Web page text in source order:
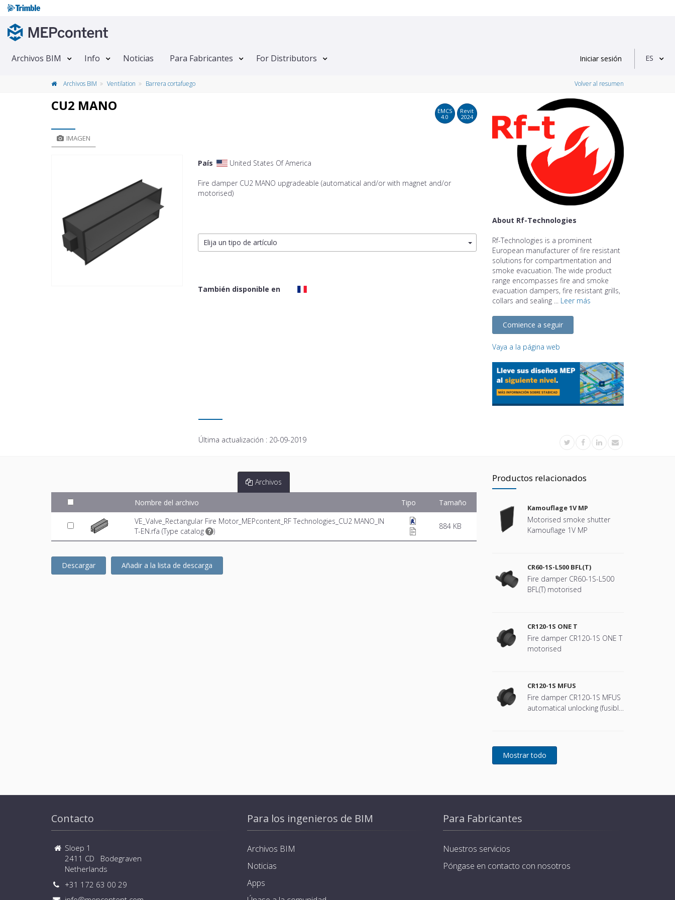
Archivos BIM Info Noticias Para Fabricantes For Distributors Iniciar sesión ES
Archivos BIM Ventilation Barrera cortafuego Volver al resumen
CU2 MANO
EMCS
4.0
Revit
2024
IMAGEN
País United States Of America
Fire damper CU2 MANO upgradeable (automatical and/or with magnet and/or
motorised)
Elija un tipo de artículo
También disponible en
About Rf-Technologies
Rf-Technologies is a prominent
European manufacturer of fire resistant
solutions for compartmentation and
smoke evacuation. The wide product
range encompasses fire and smoke
evacuation dampers, fire resistant grills,
collars and sealing ... Leer más
Comience a seguir
Vaya a la página web
Última actualización : 20-09-2019
Archivos
Nombre del archivo Tipo
Tamaño
VE_Valve_Rectangular Fire Motor_MEPcontent_RF Technologies_CU2 MANO_IN
T-EN.rfa (Type catalog )
884 KB
Descargar Añadir a la lista de descarga
Productos relacionados
Kamouflage 1V MP
Motorised smoke shutter
Kamouflage 1V MP
CR60-1S-L500 BFL(T)
Fire damper CR60-1S-L500
BFL(T) motorised
CR120-1S ONE T
Fire damper CR120-1S ONE T
motorised
CR120-1S MFUS
Fire damper CR120-1S MFUS
automatical unlocking (fusible
Contacto
Sloep 1
2411 CD Bodegraven
Netherlands
+31 172 63 00 29
Para los ingenieros de BIM
Archivos BIM
Noticias
Apps
Para Fabricantes
Nuestros servicios
Póngase en contacto con nosotros